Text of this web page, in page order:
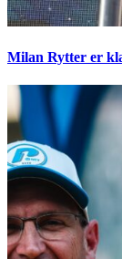
Milan Rytter er